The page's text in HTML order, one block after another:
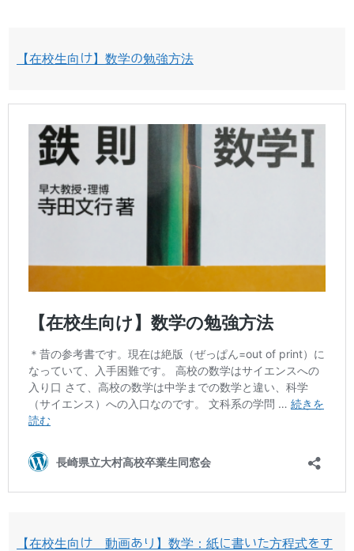
【在校生向け】数学の勉強方法
【在校生向け 動画あり】数学：紙に書いた方程式をす